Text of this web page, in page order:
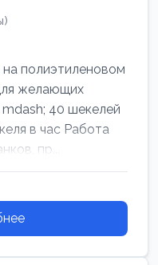
полиэтиленовом
желающих
40 шекелей
в час Работа
пр...